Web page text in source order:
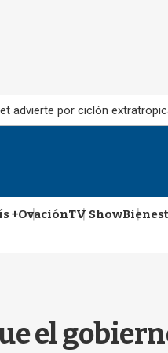
advierte por ciclón
+OvaciónTV Show
el